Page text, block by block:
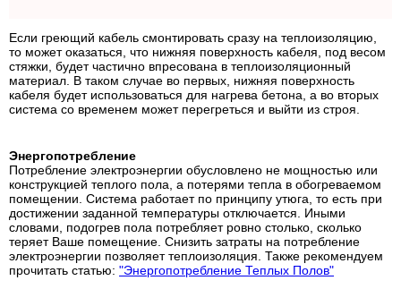
Если греющий кабель смонтировать сразу на теплоизоляцию,
то может оказаться, что нижняя поверхность кабеля, под весом
стяжки, будет частично впресована в теплоизоляционный
материал. В таком случае во первых, нижняя поверхность
кабеля будет использоваться для нагрева бетона, а во вторых
система со временем может перегреться и выйти из строя.
Энергопотребление
Потребление электроэнергии обусловлено не мощностью или
конструкцией теплого пола, а потерями тепла в обогреваемом
помещении. Система работает по принципу утюга, то есть при
достижении заданной температуры отключается. Иными
словами, подогрев пола потребляет ровно столько, сколько
теряет Ваше помещение. Снизить затраты на потребление
электроэнергии позволяет теплоизоляция. Также рекомендуем
прочитать статью: "Энергопотребление Теплых Полов"